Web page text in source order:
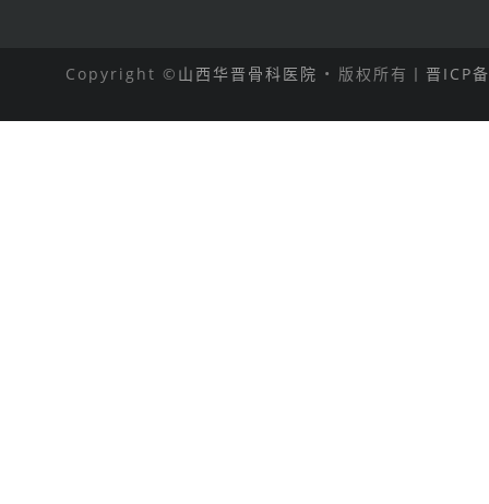
Copyright © 山西华晋骨科医院 • 版权所有丨 晋ICP